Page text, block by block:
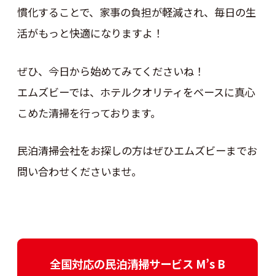
慣化することで、家事の負担が軽減され、毎日の生
活がもっと快適になりますよ！
ぜひ、今日から始めてみてくださいね！
エムズビーでは、ホテルクオリティをベースに真心
こめた清掃を行っております。
民泊清掃会社をお探しの方はぜひエムズビーまでお
問い合わせくださいませ。
全国対応の民泊清掃サービス M’s B